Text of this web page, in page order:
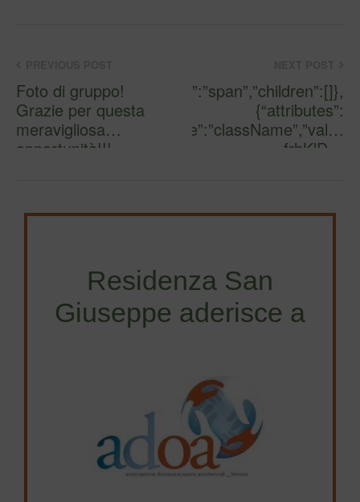
Foto di gruppo!
Grazie per questa
meravigliosa
opportunità!!!
n”,”tag”:”span”,”children”:[]},
{“attributes”:
[{“name”:”className”,”val”:”
frhKlD…
Residenza San
Giuseppe aderisce a